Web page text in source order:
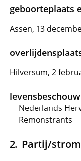
geboorteplaats
Assen, 13
Hilversum, 2
Nederlands
Remonstrants
Partij/